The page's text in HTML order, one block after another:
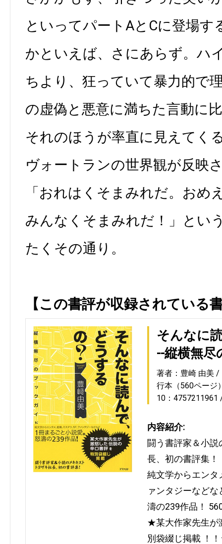
といってパートAとCに登場す
かといえば、さにあらず。ハ
ちより、狂っていて暴力的で
の虚偽と悪意に満ちた言動に
それのほうが率直に見えてく
ヴォートランの世界観が反映
「おれはくそまみれだ。おめ
みんなくそまみれだ！」とい
たくその通り。
【この書評が収録されている
そんなに
--縦横無
著者：豊崎 由美
行本（560ページ
10：4757211961
内容紹介:
闘う書評家＆小
長、初の書評集！
純文学からエンタ
ァンタジーなど
濤の239作品！
★某大作家先生が
別袋綴じ掲載 ！